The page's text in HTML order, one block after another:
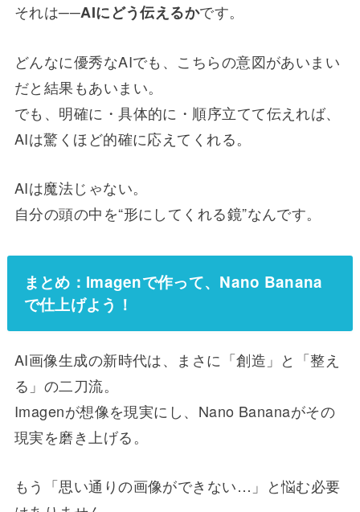
それは──AIにどう伝えるかです。
どんなに優秀なAIでも、こちらの意図があいまい
だと結果もあいまい。
でも、明確に・具体的に・順序立てて伝えれば、
AIは驚くほど的確に応えてくれる。
AIは魔法じゃない。
自分の頭の中を“形にしてくれる鏡”なんです。
まとめ：Imagenで作って、Nano Banana
で仕上げよう！
AI画像生成の新時代は、まさに「創造」と「整え
る」の二刀流。
Imagenが想像を現実にし、Nano Bananaがその
現実を磨き上げる。
もう「思い通りの画像ができない…」と悩む必要